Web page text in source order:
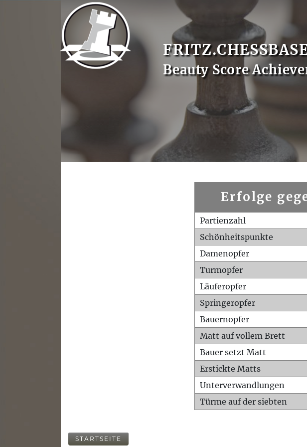
Beauty Score
Erfolge
Partienzahl
Schönheitspunkte
Damenopfer
Turmopfer
Läuferopfer
Springeropfer
Bauernopfer
Matt auf vollem Brett
Bauer setzt Matt
Erstickte Matts
Unterverwandlungen
Türme auf der siebten
STARTSEITE